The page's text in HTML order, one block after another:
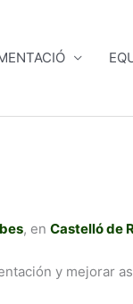
, en Castelló de
y mejorar